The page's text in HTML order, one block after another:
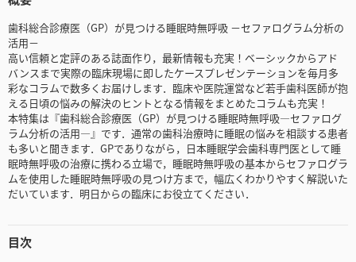
歯科総合診療医（GP）が見つける睡眠時無呼吸 －セファログラム分析の
活用－
高い信頼と定評のある誌面作り，最新情報も充実！ベーシックからアド
バンスまで実際の臨床現場に即したケースプレゼンテーションを毎月多
彩なコラムで数多くお届けします．臨床や医院運営など若手歯科医師が抱
える日頃の悩みの解決のヒントとなる情報をまとめたコラムも充実！
本特集は『歯科総合診療医（GP）が見つける睡眠時無呼吸―セファログ
ラム分析の活用―』です．通常の歯科治療時に睡眠の悩みを相談する患者
も多いと聞きます．GPでありながら，日本睡眠学会歯科専門医として睡
眠時無呼吸の治療に携わる立場で，睡眠時無呼吸の基本からセファログラ
ムを使用した睡眠時無呼吸の見つけ方まで，幅広くわかりやすく解説いた
だいています．明日からの臨床にお役立てください．
目次